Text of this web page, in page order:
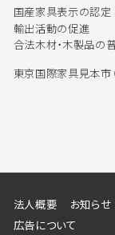
国産家具表示の認定
輸出活動の促進
合法木材・木製品の
東京国際家具見本市（
法人概要 お知らせ
広告について